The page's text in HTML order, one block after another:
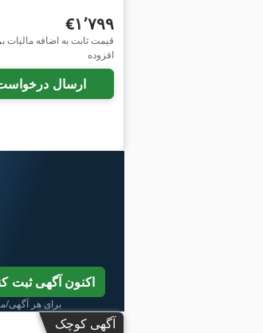
‎€۱٬۷۹۹
قیمت ثابت به اضافه مالیات
افزوده
ارسال
اکنون آگهی ثبت
*برای هر آگهی/
آگهی کوچک